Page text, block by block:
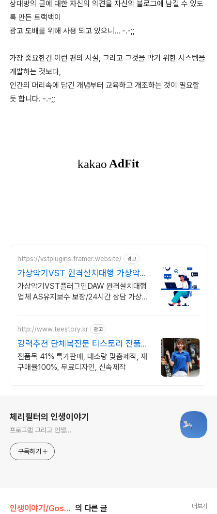
상대방의 글에 대한 자신의 의견을 자신의 블로그에 남길 수 있도
록 만든 트랙백이
광고 도배를 위해 사용 되고 있으니... -.-;;
가장 중요한건 이런 편의 시설, 그리고 그것을 막기 위한 시스템을
개발하는 것보다,
인간의 머리속에 담긴 개념부터 교육하고 개조하는 것이 필요할
듯 합니다. -.-;;
https://vstplugins.framer.website/ 광고
가상악기VST 원격설치대행 가상악기
플러그인 원격설치대행
가상악기VST플러그인DAW 원격설치대행
업체 AS유지보수 보장/24시간 상담 가상악
http://www.teestory.kr 광고
강력추천 단체복전문 티스토리 전품목
41% 특가세일
전품목 41% 특가판매, 대소량 맞춤제작, 재
구매율100%, 무료디자인, 신속제작
체리필터의 인생이야기
프로그램 그리고 인생...
구독하기
인생이야기/Gossip 의 다른 글 더보기